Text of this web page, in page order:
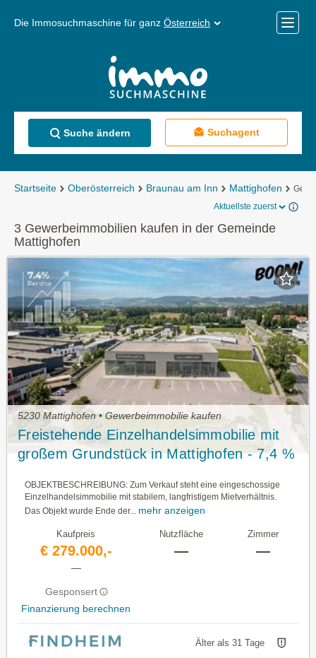
Die Immosuchmaschine für ganz Österreich
Menü
Suche ändern Suchagent
Startseite Oberösterreich Braunau am Inn Mattighofen
Aktuellste zuerst
3 Gewerbeimmobilien kaufen in der Gemeinde
Mattighofen
5230 Mattighofen • Gewerbeimmobilie kaufen
Freistehende Einzelhandelsimmobilie mit
großem Grundstück in Mattighofen - 7,4 %
OBJEKTBESCHREIBUNG: Zum Verkauf steht eine eingeschossige
Einzelhandelsimmobilie mit stabilem, langfristigem Mietverhältnis.
Das Objekt wurde Ende der...
mehr anzeigen
Kaufpreis
€ 279.000,-
—
Gesponsert
Finanzierung berechnen
Nutzfläche
—
Zimmer
—
Älter als 31 Tage